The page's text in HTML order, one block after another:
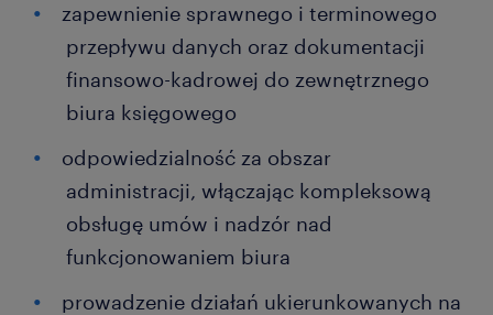
zapewnienie sprawnego i terminowego
przepływu danych oraz dokumentacji
finansowo-kadrowej do zewnętrznego
biura księgowego
odpowiedzialność za obszar
administracji, włączając kompleksową
obsługę umów i nadzór nad
funkcjonowaniem biura
prowadzenie działań ukierunkowanych na